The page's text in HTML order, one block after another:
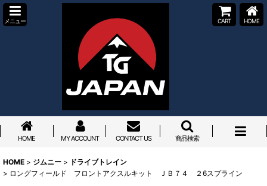
メニュー CART HOME
HOME MY ACCOUNT CONTACT US 商品検索
HOME > ジムニー > ドライブトレイン
> ロングフィールド フロントアクスルキット ＪＢ７４ ２6スプライン